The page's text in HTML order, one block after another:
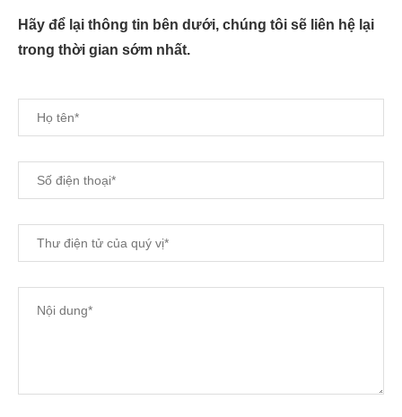
Hãy để lại thông tin bên dưới, chúng tôi sẽ liên hệ lại
trong thời gian sớm nhất.